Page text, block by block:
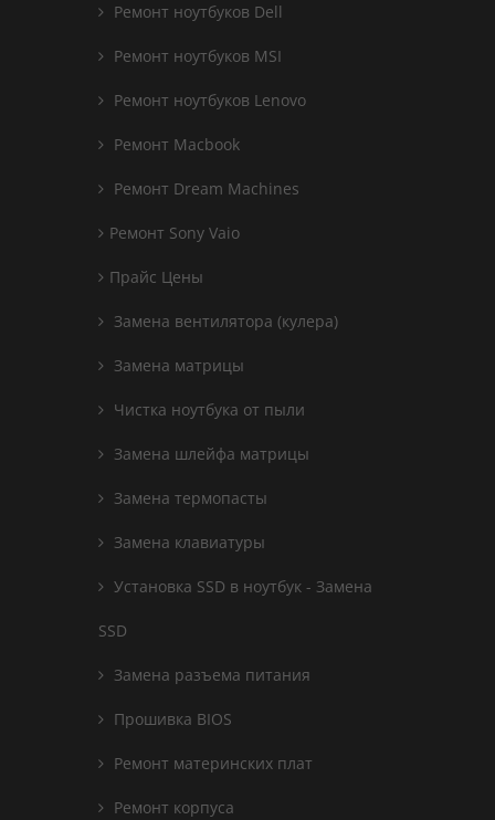
Ремонт ноутбуков Dell
Ремонт ноутбуков MSI
Ремонт ноутбуков Lenovo
Ремонт Macbook
Ремонт Dream Machines
Ремонт Sony Vaio
Прайс Цены
Замена вентилятора (кулера)
Замена матрицы
Чистка ноутбука от пыли
Замена шлейфа матрицы
Замена термопасты
Замена клавиатуры
Установка SSD в ноутбук - Замена
SSD
Замена разъема питания
Прошивка BIOS
Ремонт материнских плат
Ремонт корпуса